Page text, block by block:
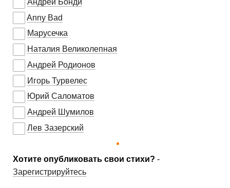
Anny Bad
Марусечка
Наталия Великолепная
Андрей Родионов
Игорь Турвелес
Юрий Саломатов
Андрей Шумилов
Лев Зазерский
Хотите опубликовать свои стихи? -
Зарегистрируйтесь